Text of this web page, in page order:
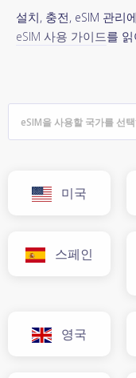
설치, 충전, eSIM 관리
eSIM 사용 가이드를
미국
스페인
영국